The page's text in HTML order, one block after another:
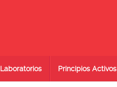
Laboratorios Principios Activos